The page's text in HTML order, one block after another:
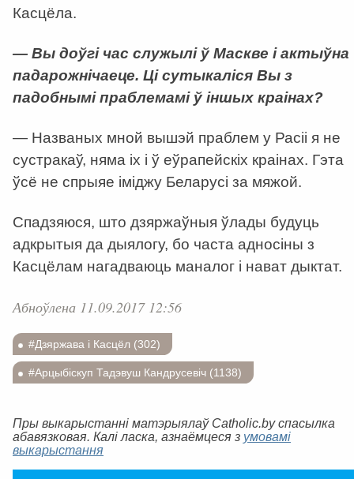
Касцёла.
— Вы доўгі час служылі ў Маскве і актыўна
падарожнічаеце. Ці сутыкаліся Вы з
падобнымі праблемамі ў іншых краінах?
— Названых мной вышэй праблем у Расіі я не
сустракаў, няма іх і ў еўрапейскіх краінах. Гэта
ўсё не спрыяе іміджу Беларусі за мяжой.
Спадзяюся, што дзяржаўныя ўлады будуць
адкрытыя да дыялогу, бо часта адносіны з
Касцёлам нагадваюць маналог і нават дыктат.
Абноўлена 11.09.2017 12:56
#Дзяржава і Касцёл (302)
#Арцыбіскуп Тадэвуш Кандрусевіч (1138)
Пры выкарыстанні матэрыялаў Catholic.by спасылка
абавязковая. Калі ласка, азнаёмцеся з умовамі
выкарыстання